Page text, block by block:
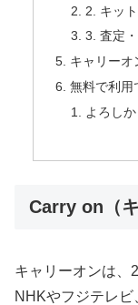
2. キッ
3. 査定
キャリーオ
無料で利用
よろし
Carry on（
キャリーオンは、
NHKやフジテレ